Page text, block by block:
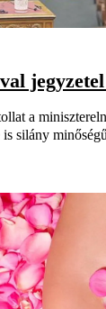
a
silány